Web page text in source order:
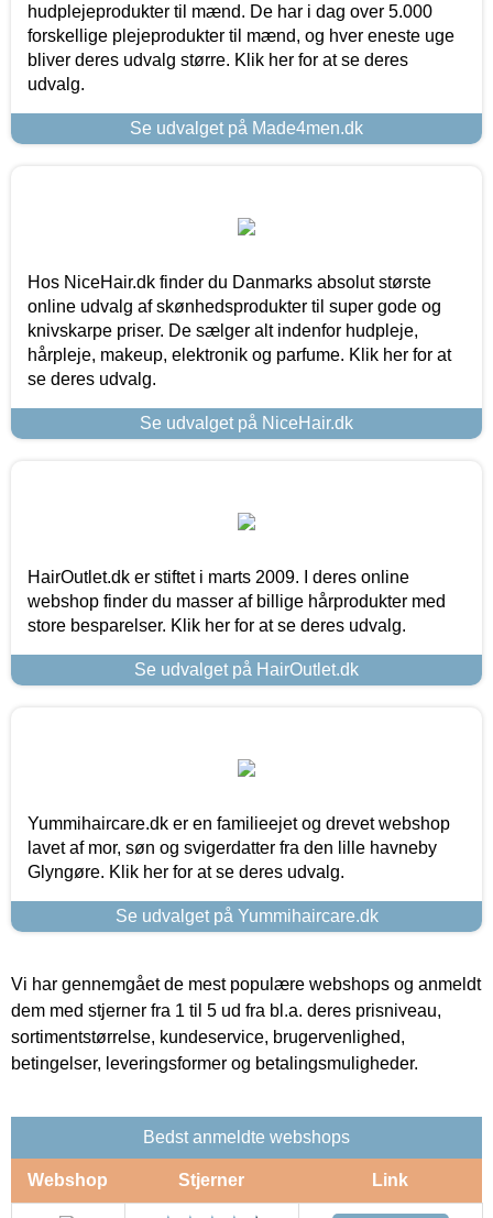
hudplejeprodukter til mænd. De har i dag over 5.000
forskellige plejeprodukter til mænd, og hver eneste uge
bliver deres udvalg større. Klik her for at se deres
udvalg.
Se udvalget på Made4men.dk
Hos NiceHair.dk finder du Danmarks absolut største
online udvalg af skønhedsprodukter til super gode og
knivskarpe priser. De sælger alt indenfor hudpleje,
hårpleje, makeup, elektronik og parfume. Klik her for at
se deres udvalg.
Se udvalget på NiceHair.dk
HairOutlet.dk er stiftet i marts 2009. I deres online
webshop finder du masser af billige hårprodukter med
store besparelser. Klik her for at se deres udvalg.
Se udvalget på HairOutlet.dk
Yummihaircare.dk er en familieejet og drevet webshop
lavet af mor, søn og svigerdatter fra den lille havneby
Glyngøre. Klik her for at se deres udvalg.
Se udvalget på Yummihaircare.dk
Vi har gennemgået de mest populære webshops og anmeldt
dem med stjerner fra 1 til 5 ud fra bl.a. deres prisniveau,
sortimentstørrelse, kundeservice, brugervenlighed,
betingelser, leveringsformer og betalingsmuligheder.
Bedst anmeldte webshops
Webshop Stjerner Link